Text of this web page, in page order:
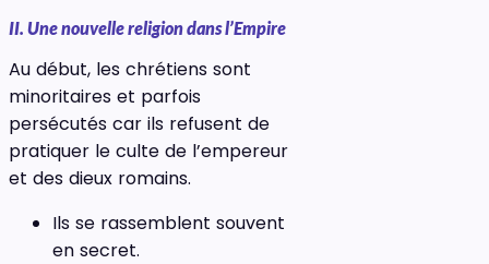
II. Une nouvelle religion dans l’Empire
Au début, les chrétiens sont
minoritaires et parfois
persécutés car ils refusent de
pratiquer le culte de l’empereur
et des dieux romains.
Ils se rassemblent souvent
en secret.